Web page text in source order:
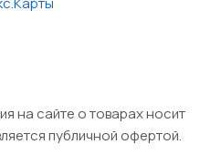
на сайте о товарах носит
публичной офертой.